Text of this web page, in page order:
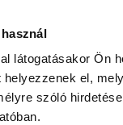
látogatásakor Ön
el,
szóló